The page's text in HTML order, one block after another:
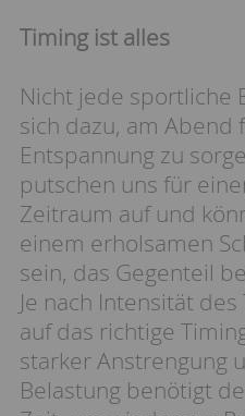
Timing ist alles
Nicht jede sportliche
sich dazu, am Abend
Entspannung zu
putschen uns für
Zeitraum auf und
einem erholsamen
sein, das Gegenteil
Je nach Intensität
auf das richtige
starker Anstrengung
Belastung benötigt